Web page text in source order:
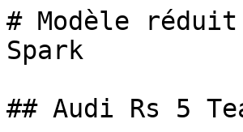
# Modèle
Spark
## Audi Rs 5